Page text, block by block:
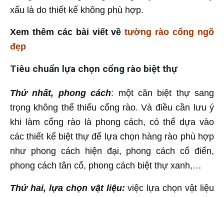
xấu là do thiết kế không phù hợp.
Xem thêm các bài viết vềtường rào cổng ngõ
đẹp
Tiêu chuẩn lựa chọn cổng rào biệt thự
Thứ nhất, phong cách: một căn biệt thự sang
trọng không thể thiếu cổng rào. Và điều cần lưu ý
khi làm cổng rào là phong cách, có thể dựa vào
các thiết kế biệt thự để lựa chọn hàng rào phù hợp
như phong cách hiện đại, phong cách cổ điển,
phong cách tân cổ, phong cách biệt thự xanh,…
Thứ hai, lựa chọn vật liệu: việc lựa chọn vật liệu